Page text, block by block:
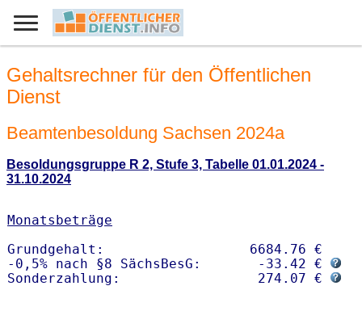
Gehaltsrechner für den Öffentlichen
Dienst
Beamtenbesoldung Sachsen 2024a
Besoldungsgruppe R 2, Stufe 3, Tabelle 01.01.2024 -
31.10.2024
Monatsbeträge
Grundgehalt:                  6684.76 €
-0,5% nach §8 SächsBesG:       -33.42 €
Sonderzahlung:                 274.07 €